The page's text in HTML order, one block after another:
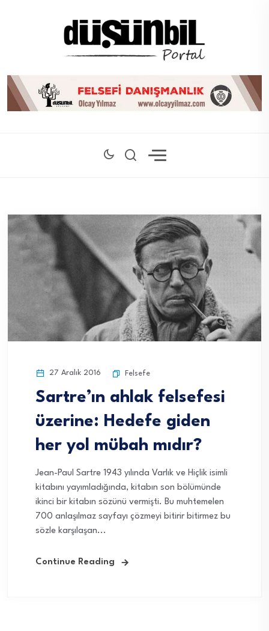
27 Aralık 2016 Felsefe
Sartre’ın ahlak felsefesi
üzerine: Hedefe giden
her yol mübah mıdır?
Jean-Paul Sartre 1943 yılında Varlık ve Hiçlik isimli
kitabını yayımladığında, kitabın son bölümünde
ikinci bir kitabın sözünü vermişti. Bu muhtemelen
700 anlaşılmaz sayfayı çözmeyi bitirir bitirmez bu
sözle karşılaşan...
Continue Reading